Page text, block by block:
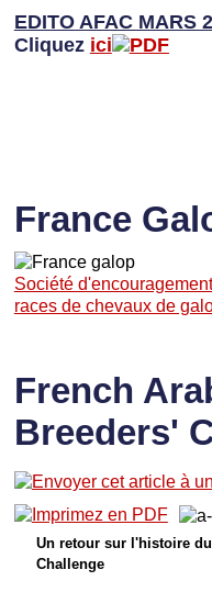
EDITO AFAC MARS
Cliquez ici
France
Société
races de chevaux de
French
Breeders'
Un retour sur l'histoire
Challenge